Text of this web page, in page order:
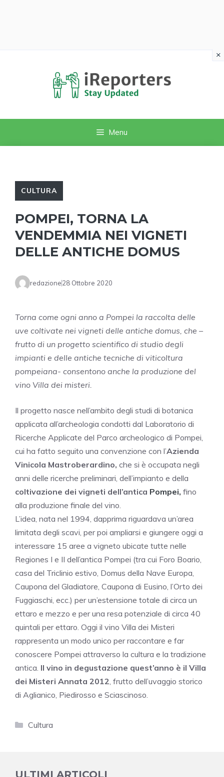
Menu
CULTURA
POMPEI, TORNA LA
VENDEMMIA NEI VIGNETI
DELLE ANTICHE DOMUS
redazione28 Ottobre 2020
Torna come ogni anno a Pompei la raccolta delle
uve coltivate nei vigneti delle antiche domus, che –
frutto di un progetto scientifico di studio degli
impianti e delle antiche tecniche di viticoltura
pompeiana- consentono anche la produzione del
vino Villa dei misteri.
Il progetto nasce nell’ambito degli studi di botanica
applicata all’archeologia condotti dal Laboratorio di
Ricerche Applicate del Parco archeologico di Pompei,
cui ha fatto seguito una convenzione con l’Azienda
Vinicola Mastroberardino, che si è occupata negli
anni delle ricerche preliminari, dell’impianto e della
coltivazione dei vigneti dell’antica Pompei, fino
alla produzione finale del vino.
L’idea, nata nel 1994, dapprima riguardava un’area
limitata degli scavi, per poi ampliarsi e giungere oggi a
interessare 15 aree a vigneto ubicate tutte nelle
Regiones I e II dell’antica Pompei (tra cui Foro Boario,
casa del Triclinio estivo, Domus della Nave Europa,
Caupona del Gladiatore, Caupona di Eusino, l’Orto dei
Fuggiaschi, ecc.) per un’estensione totale di circa un
ettaro e mezzo e per una resa potenziale di circa 40
quintali per ettaro. Oggi il vino Villa dei Misteri
rappresenta un modo unico per raccontare e far
conoscere Pompei attraverso la cultura e la tradizione
antica. Il vino in degustazione quest’anno è il Villa
dei Misteri Annata 2012, frutto dell’uvaggio storico
di Aglianico, Piedirosso e Sciascinoso.
Categorie
Cultura
×